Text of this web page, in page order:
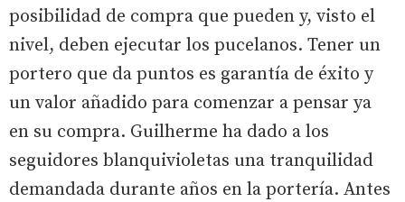
posibilidad de compra que pueden y, visto el
nivel, deben ejecutar los pucelanos. Tener un
portero que da puntos es garantía de éxito y
un valor añadido para comenzar a pensar ya
en su compra. Guilherme ha dado a los
seguidores blanquivioletas una tranquilidad
demandada durante años en la portería. Antes